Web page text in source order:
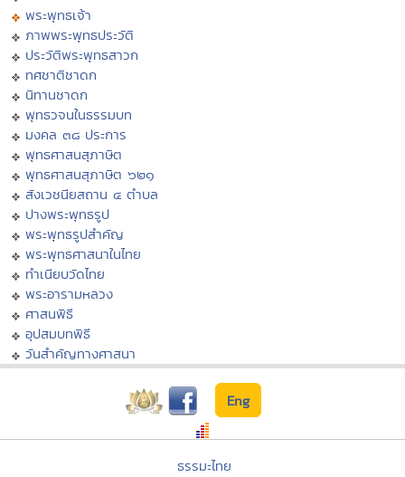
พระพุทธเจ้า
ภาพพระพุทธประวัติ
ประวัติพระพุทธสาวก
ทศชาติชาดก
นิทานชาดก
พุทธวจนในธรรมบท
มงคล ๓๘ ประการ
พุทธศาสนสุภาษิต
พุทธศาสนสุภาษิต ๖๒๑
สังเวชนียสถาน ๔ ตำบล
ปางพระพุทธรูป
พระพุทธรูปสำคัญ
พระพุทธศาสนาในไทย
ทำเนียบวัดไทย
พระอารามหลวง
ศาสนพิธี
อุปสมบทพิธี
วันสำคัญทางศาสนา
Eng
ธรรมะไทย